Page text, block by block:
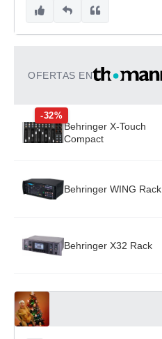
OFERTAS EN
-32%
Behringer X-Touch
Compact
Behringer WING Rack
Behringer X32 Rack